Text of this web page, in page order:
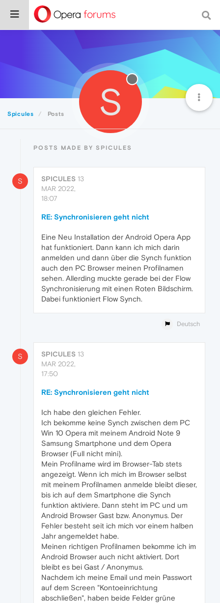
Spicules Posts S
POSTS MADE BY SPICULES
S SPICULES 13
MAR 2022,
18:07
RE: Synchronisieren geht nicht
Eine Neu Installation der Android Opera App
hat funktioniert. Dann kann ich mich darin
anmelden und dann über die Synch funktion
auch den PC Browser meinen Profilnamen
sehen. Allerding muckte gerade bei der Flow
Synchronisierung mit einen Roten Bildschirm.
Dabei funktioniert Flow Synch.
Deutsch
S SPICULES 13
MAR 2022,
17:50
RE: Synchronisieren geht nicht
Ich habe den gleichen Fehler.
Ich bekomme keine Synch zwischen dem PC
Win 10 Opera mit meinem Android Note 9
Samsung Smartphone und dem Opera
Browser (Full nicht mini).
Mein Profilname wird im Browser-Tab stets
angezeigt. Wenn ich mich im Browser selbst
mit meinem Profilnamen anmelde bleibt dieser,
bis ich auf dem Smartphone die Synch
funktion aktiviere. Dann steht im PC und um
Android Browser Gast bzw. Anonymus. Der
Fehler besteht seit ich mich vor einem halben
Jahr angemeldet habe.
Meinen richtigen Profilnamen bekomme ich im
Android Browser auch nicht aktiviert. Dort
bleibt es bei Gast / Anonymus.
Nachdem ich meine Email und mein Passwort
auf dem Screen "Kontoeinrichtung
abschließen", haben beide Felder grüne